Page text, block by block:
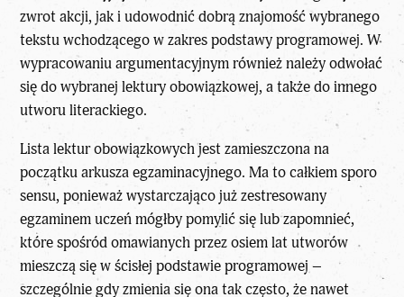
zwrot akcji, jak i udowodnić dobrą znajomość wybranego
tekstu wchodzącego w zakres podstawy programowej. W
wypracowaniu argumentacyjnym również należy odwołać
się do wybranej lektury obowiązkowej, a także do innego
utworu literackiego.
Lista lektur obowiązkowych jest zamieszczona na
początku arkusza egzaminacyjnego. Ma to całkiem sporo
sensu, ponieważ wystarczająco już zestresowany
egzaminem uczeń mógłby pomylić się lub zapomnieć,
które spośród omawianych przez osiem lat utworów
mieszczą się w ścisłej podstawie programowej –
szczególnie gdy zmienia się ona tak często, że nawet